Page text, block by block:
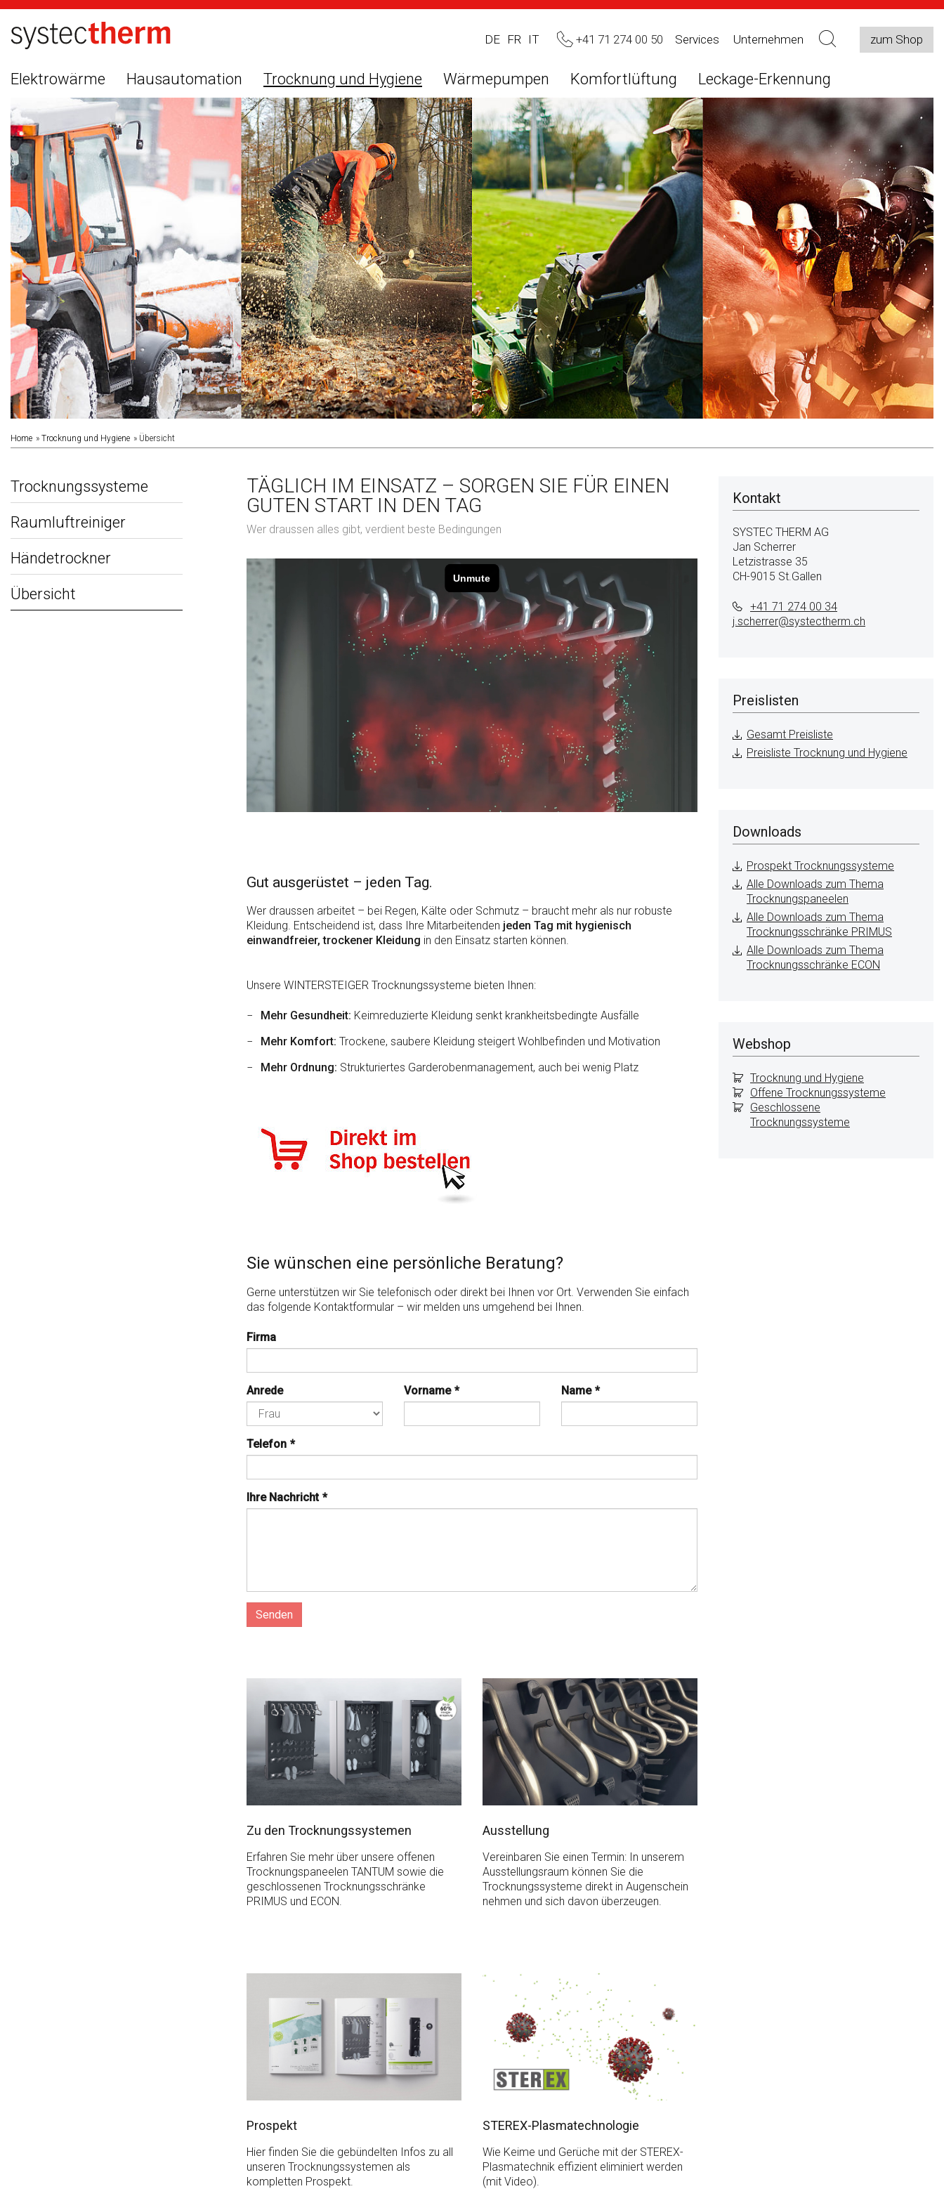
DE FR IT +41 71 274 00 50 Services Unternehmen zum Shop
Elektrowärme Hausautomation Trocknung und Hygiene Wärmepumpen Komfortlüftung Leckage-Erkennung
Home Trocknung und Hygiene Übersicht
Trocknungssysteme
Raumluftreiniger
Händetrockner
Übersicht
TÄGLICH IM EINSATZ – SORGEN SIE FÜR EINEN
GUTEN START IN DEN TAG
Wer draussen alles gibt, verdient beste Bedingungen
Gut ausgerüstet – jeden Tag.
Wer draussen arbeitet – bei Regen, Kälte oder Schmutz – braucht mehr als nur robuste
Kleidung. Entscheidend ist, dass Ihre Mitarbeitenden jeden Tag mit hygienisch
einwandfreier, trockener Kleidung in den Einsatz starten können.
Unsere WINTERSTEIGER Trocknungssysteme bieten Ihnen:
Mehr Gesundheit: Keimreduzierte Kleidung senkt krankheitsbedingte Ausfälle
Mehr Komfort: Trockene, saubere Kleidung steigert Wohlbefinden und Motivation
Mehr Ordnung: Strukturiertes Garderobenmanagement, auch bei wenig Platz
Sie wünschen eine persönliche Beratung?
Gerne unterstützen wir Sie telefonisch oder direkt bei Ihnen vor Ort. Verwenden Sie einfach
das folgende Kontaktformular – wir melden uns umgehend bei Ihnen.
Firma
Anrede Vorname * Name *
Telefon *
Ihre Nachricht *
Zu den Trocknungssystemen
Erfahren Sie mehr über unsere offenen
Trocknungspaneelen TANTUM sowie die
geschlossenen Trocknungsschränke
PRIMUS und ECON.
Ausstellung
Vereinbaren Sie einen Termin: In unserem
Ausstellungsraum können Sie die
Trocknungssysteme direkt in Augenschein
nehmen und sich davon überzeugen.
Prospekt
Hier finden Sie die gebündelten Infos zu all
unseren Trocknungssystemen als
kompletten Prospekt.
STEREX-Plasmatechnologie
Wie Keime und Gerüche mit der STEREX-
Plasmatechnik effizient eliminiert werden
(mit Video).
Kontakt
SYSTEC THERM AG
Jan Scherrer
Letzistrasse 35
CH-9015 St.Gallen
+41 71 274 00 34
j.scherrer@systectherm.ch
Preislisten
Gesamt Preisliste
Preisliste Trocknung und Hygiene
Downloads
Prospekt Trocknungssysteme
Alle Downloads zum Thema
Trocknungspaneelen
Alle Downloads zum Thema
Trocknungsschränke PRIMUS
Alle Downloads zum Thema
Trocknungsschränke ECON
Webshop
Trocknung und Hygiene
Offene Trocknungssysteme
Geschlossene
Trocknungssysteme